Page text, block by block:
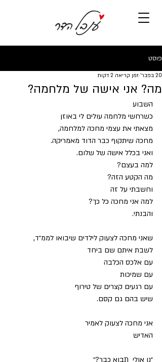
פוסט
מה? אני אישה של מלחמה?
20 בפבר׳ זמן קריאה 2 דקות
השבוע
כשרחשי מלחמה עולים לי באוזן
מצאתי את עצמי מחכה למלחמה,
מחכה שיתקוף כבר הדוד מאמריקה.
ואני בכלל אישה של שלום.
למה בעצם?
מה הקטע הזה?
וחשבתי על זה
למה אני מחכה כל כך?
והבנתי.
שאני מחכה לצעוק לילדים שיבואו לממ״ד,
לשבת איתם שם ביחד
עם אלכס הכלבה
עם שמיכות
עם רגעים קצרים של טירוף
שיש בהם גם קסם.
אני מחכה לצעוק לאמיר
האדיש
״נו אולי  תבוא כבר?״